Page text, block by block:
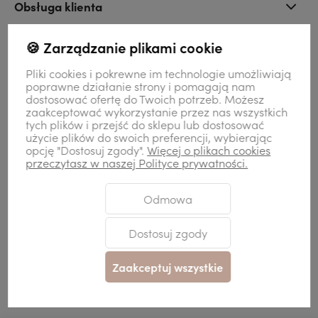
Obsługa klienta
Znajdziesz nas
Kontakt
Moje konto
Sklep internetowy Shoper Premium Szablon Shoper Modern 3.0™
GrowCommerce
🍪 Zarządzanie plikami cookie
Pliki cookies i pokrewne im technologie umożliwiają
poprawne działanie strony i pomagają nam
dostosować ofertę do Twoich potrzeb. Możesz
zaakceptować wykorzystanie przez nas wszystkich
tych plików i przejść do sklepu lub dostosować
użycie plików do swoich preferencji, wybierając
opcję "Dostosuj zgody". Więcej o plikach cookies
przeczytasz w naszej Polityce prywatności.
Odmowa
Dostosuj zgody
Zaakceptuj wszystkie